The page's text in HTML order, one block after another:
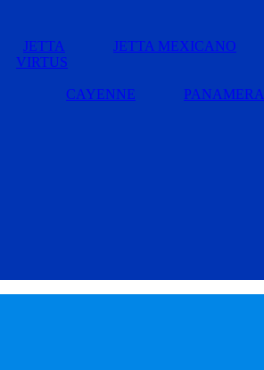
JETTA JETTA MEXICANO
VIRTUS
CAYENNE PANAMERA